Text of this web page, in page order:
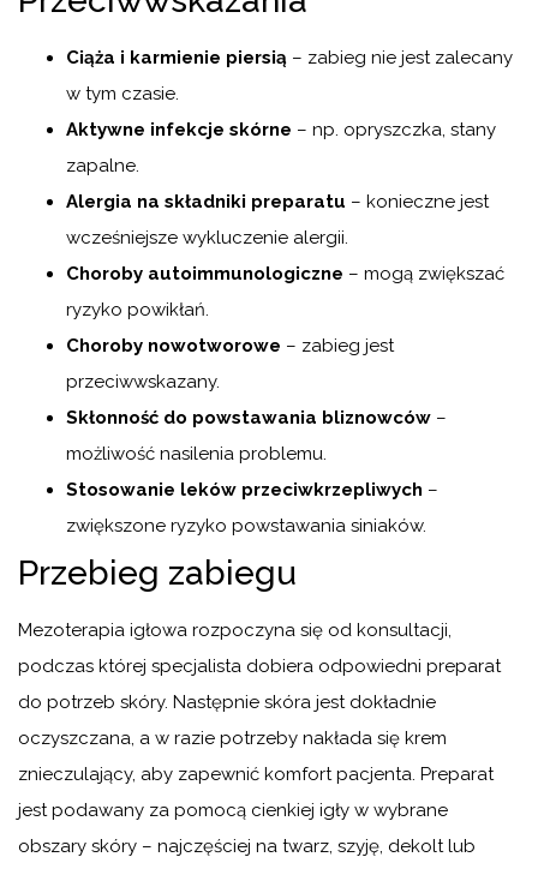
Ciąża i karmienie piersią – zabieg nie jest zalecany
w tym czasie.
Aktywne infekcje skórne – np. opryszczka, stany
zapalne.
Alergia na składniki preparatu – konieczne jest
wcześniejsze wykluczenie alergii.
Choroby autoimmunologiczne – mogą zwiększać
ryzyko powikłań.
Choroby nowotworowe – zabieg jest
przeciwwskazany.
Skłonność do powstawania bliznowców –
możliwość nasilenia problemu.
Stosowanie leków przeciwkrzepliwych –
zwiększone ryzyko powstawania siniaków.
Przebieg zabiegu
Mezoterapia igłowa rozpoczyna się od konsultacji,
podczas której specjalista dobiera odpowiedni preparat
do potrzeb skóry. Następnie skóra jest dokładnie
oczyszczana, a w razie potrzeby nakłada się krem
znieczulający, aby zapewnić komfort pacjenta. Preparat
jest podawany za pomocą cienkiej igły w wybrane
obszary skóry – najczęściej na twarz, szyję, dekolt lub